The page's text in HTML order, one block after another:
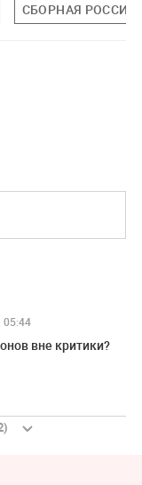
СБОРНАЯ
05:44
вне критики?